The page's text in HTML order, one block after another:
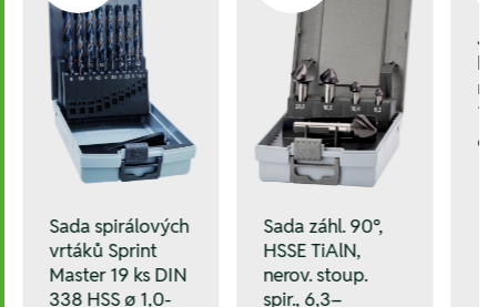
Sada spirálových
vrtáků Sprint
Master 19 ks DIN
338 HSS ø 1,0-
Sada záhl. 90°,
HSSE TiAlN,
nerov. stoup.
spir., 6,3–